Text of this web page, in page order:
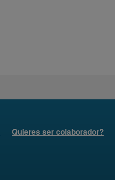
Quieres ser colaborador?